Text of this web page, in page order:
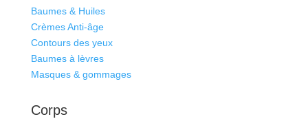
Baumes & Huiles
Crèmes Anti-âge
Contours des yeux
Baumes à lèvres
Masques & gommages
Corps